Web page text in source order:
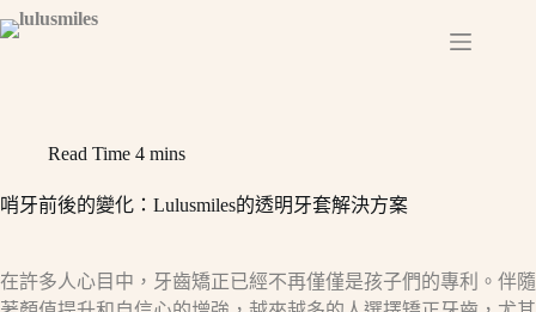
Skip
to
Read Time 4 mins
哨牙前後的變化：Lulusmiles的透明牙套解決方案
在許多人心目中，牙齒矯正已經不再僅僅是孩子們的專利。伴隨